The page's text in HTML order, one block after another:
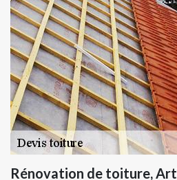
Rénovation de toiture,